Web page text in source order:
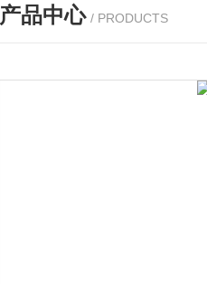
产品中心 / PRODUCTS